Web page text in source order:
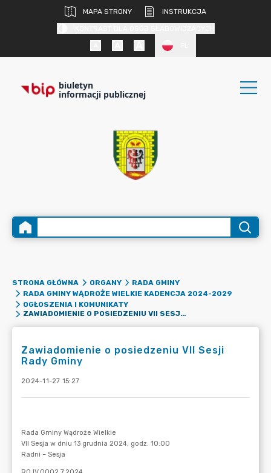
MAPA STRONY
INSTRUKCJA
biuletyn
informacji publicznej
STRONA GŁÓWNA ORGANY
RADA GMINY
RADA GMINY WĄDROŻE WIELKIE KADENCJA 2024-2029
OGŁOSZENIA I KOMUNIKATY
ZAWIADOMIENIE O POSIEDZENIU VII SESJI RADY GMINY
Zawiadomienie o posiedzeniu VII Sesji
Rady Gminy
2024-11-27 15:27